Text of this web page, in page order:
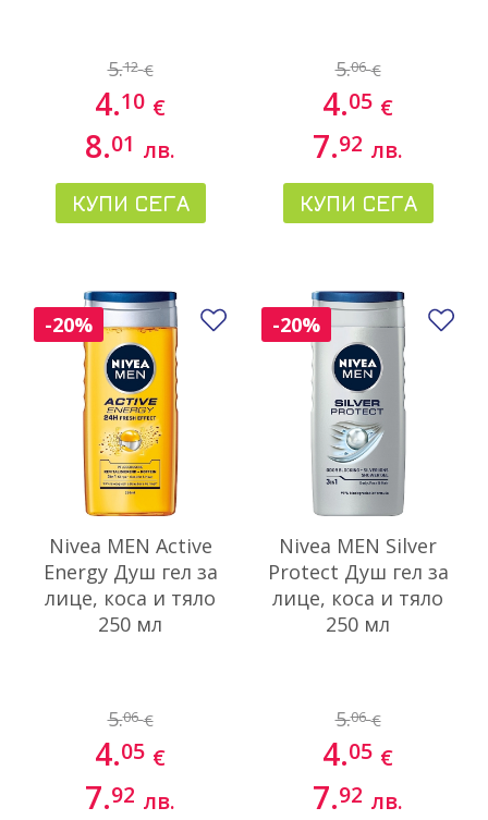
5.12 €
4.10 €
8.01 лв.
КУПИ СЕГА
5.06 €
4.05 €
7.92 лв.
КУПИ СЕГА
Nivea MEN Active
Energy Душ гел за
лице, коса и тяло
250 мл
5.06 €
4.05 €
7.92 лв.
-20% Добави в любими
Nivea MEN Silver
Protect Душ гел за
лице, коса и тяло
250 мл
5.06 €
4.05 €
7.92 лв.
-20%